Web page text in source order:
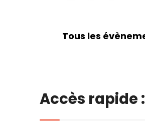
Tous les
Accès rapide :